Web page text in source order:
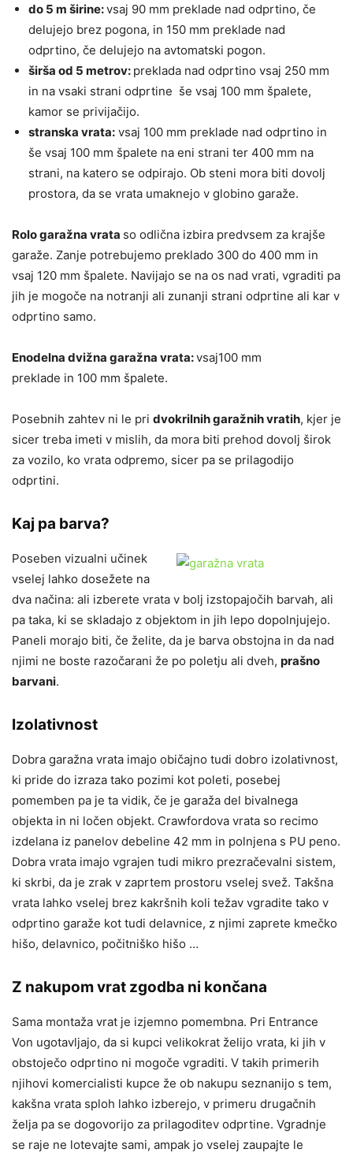
do 5 m širine:vsaj 90 mm preklade nad odprtino, če
delujejo brez pogona, in 150 mm preklade nad
odprtino, če delujejo na avtomatski pogon.
širša od 5 metrov: preklada nad odprtino vsaj 250 mm
in na vsaki strani odprtine še vsaj 100 mm špalete,
kamor se privijačijo.
stranska vrata: vsaj 100 mm preklade nad odprtino in
še vsaj 100 mm špalete na eni strani ter 400 mm na
strani, na katero se odpirajo. Ob steni mora biti dovolj
prostora, da se vrata umaknejo v globino garaže.
Rolo garažna vrata so odlična izbira predvsem za krajše
garaže. Zanje potrebujemo preklado 300 do 400 mm in
vsaj 120 mm špalete. Navijajo se na os nad vrati, vgraditi pa
jih je mogoče na notranji ali zunanji strani odprtine ali kar v
odprtino samo.
Enodelna dvižna garažna vrata:vsaj100 mm
preklade in 100 mm špalete.
Posebnih zahtev ni le pri dvokrilnih garažnih vratih, kjer je
sicer treba imeti v mislih, da mora biti prehod dovolj širok
za vozilo, ko vrata odpremo, sicer pa se prilagodijo
odprtini.
Kaj pa barva?
Poseben vizualni učinek
vselej lahko dosežete na
dva načina: ali izberete vrata v bolj izstopajočih barvah, ali
pa taka, ki se skladajo z objektom in jih lepo dopolnjujejo.
Paneli morajo biti, če želite, da je barva obstojna in da nad
njimi ne boste razočarani že po poletju ali dveh, prašno
barvani.
Izolativnost
Dobra garažna vrata imajo običajno tudi dobro izolativnost,
ki pride do izraza tako pozimi kot poleti, posebej
pomemben pa je ta vidik, če je garaža del bivalnega
objekta in ni ločen objekt. Crawfordova vrata so recimo
izdelana iz panelov debeline 42 mm in polnjena s PU peno.
Dobra vrata imajo vgrajen tudi mikro prezračevalni sistem,
ki skrbi, da je zrak v zaprtem prostoru vselej svež. Takšna
vrata lahko vselej brez kakršnih koli težav vgradite tako v
odprtino garaže kot tudi delavnice, z njimi zaprete kmečko
hišo, delavnico, počitniško hišo …
Z nakupom vrat zgodba ni končana
Sama montaža vrat je izjemno pomembna. Pri Entrance
Von ugotavljajo, da si kupci velikokrat želijo vrata, ki jih v
obstoječo odprtino ni mogoče vgraditi. V takih primerih
njihovi komercialisti kupce že ob nakupu seznanijo s tem,
kakšna vrata sploh lahko izberejo, v primeru drugačnih
želja pa se dogovorijo za prilagoditev odprtine. Vgradnje
se raje ne lotevajte sami, ampak jo vselej zaupajte le